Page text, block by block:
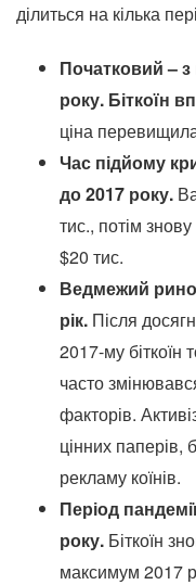
ділиться на кілька
Початковий –
року. Біткоїн
ціна
Час підйому
до 2017 року.
тис., потім
$20 тис.
Ведмежий
рік. Після
2017-му біткоїн
часто
факторів.
цінних паперів,
рекламу коїнів.
Період
року. Біткоїн
максимум 2017